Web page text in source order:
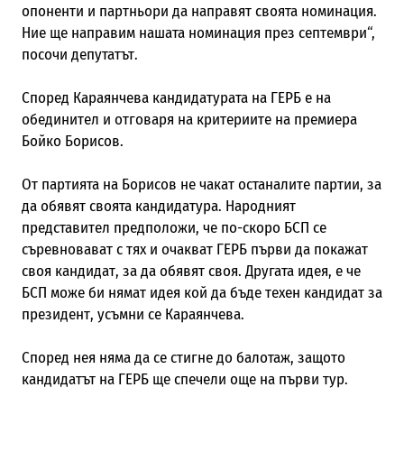
опоненти и партньори да направят своята номинация.
Ние ще направим нашата номинация през септември“,
посочи депутатът.
Според Караянчева кандидатурата на ГЕРБ е на
обединител и отговаря на критериите на премиера
Бойко Борисов.
От партията на Борисов не чакат останалите партии, за
да обявят своята кандидатура. Народният
представител предположи, че по-скоро БСП се
съревновават с тях и очакват ГЕРБ първи да покажат
своя кандидат, за да обявят своя. Другата идея, е че
БСП може би нямат идея кой да бъде техен кандидат за
президент, усъмни се Караянчева.
Според нея няма да се стигне до балотаж, защото
кандидатът на ГЕРБ ще спечели още на първи тур.